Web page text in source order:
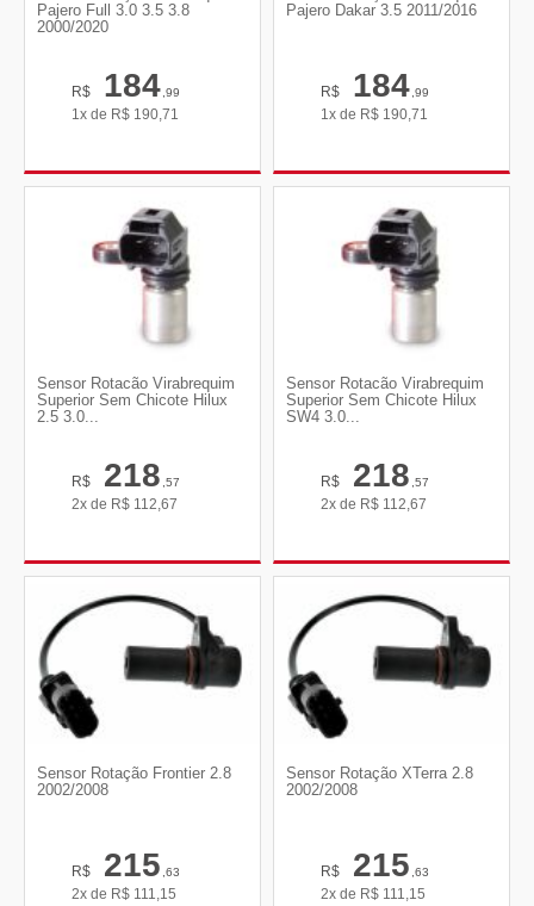
Pajero Full 3.0 3.5 3.8
2000/2020
R$ 184,99
1x de R$ 190,71
Pajero Dakar 3.5 2011/2016
R$ 184,99
1x de R$ 190,71
Sensor Rotacão Virabrequim
Superior Sem Chicote Hilux
2.5 3.0...
R$ 218,57
2x de R$ 112,67
Sensor Rotacão Virabrequim
Superior Sem Chicote Hilux
SW4 3.0...
R$ 218,57
2x de R$ 112,67
Sensor Rotação Frontier 2.8
2002/2008
R$ 215,63
2x de R$ 111,15
Sensor Rotação XTerra 2.8
2002/2008
R$ 215,63
2x de R$ 111,15